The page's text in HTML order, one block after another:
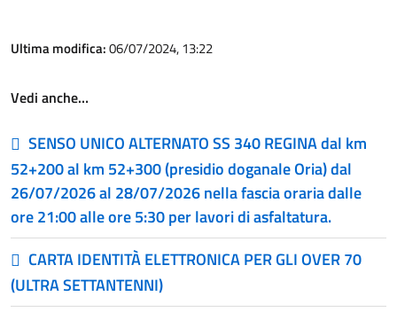
Ultima modifica:06/07/2024, 13:22
Vedi anche…
SENSO UNICO ALTERNATO SS 340 REGINA dal km
52+200 al km 52+300 (presidio doganale Oria) dal
26/07/2026 al 28/07/2026 nella fascia oraria dalle
ore 21:00 alle ore 5:30 per lavori di asfaltatura.
CARTA IDENTITÀ ELETTRONICA PER GLI OVER 70
(ULTRA SETTANTENNI)